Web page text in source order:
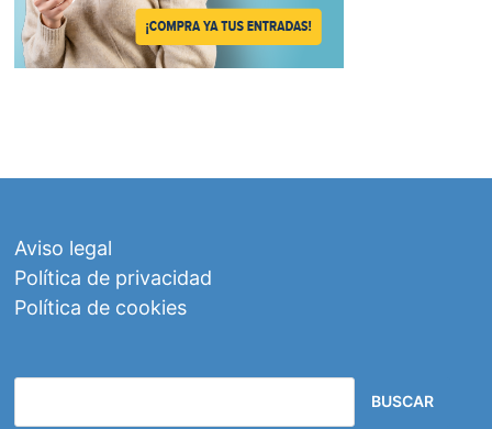
Aviso legal
Política de privacidad
Política de cookies
BUSCAR